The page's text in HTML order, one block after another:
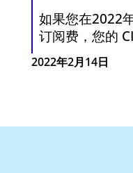
如果您在2022
订阅费，您的
2022年2月14日